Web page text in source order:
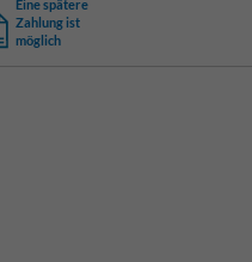
Eine spätere
Zahlung ist
möglich